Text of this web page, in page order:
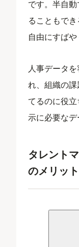
です。半自
ることもで
自由にすばや
人事データ
れ、組織の
てるのに役
示に必要なデ
タレント
のメリット